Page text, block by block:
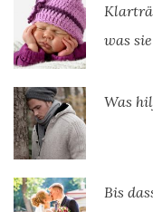
was
Was
Bis